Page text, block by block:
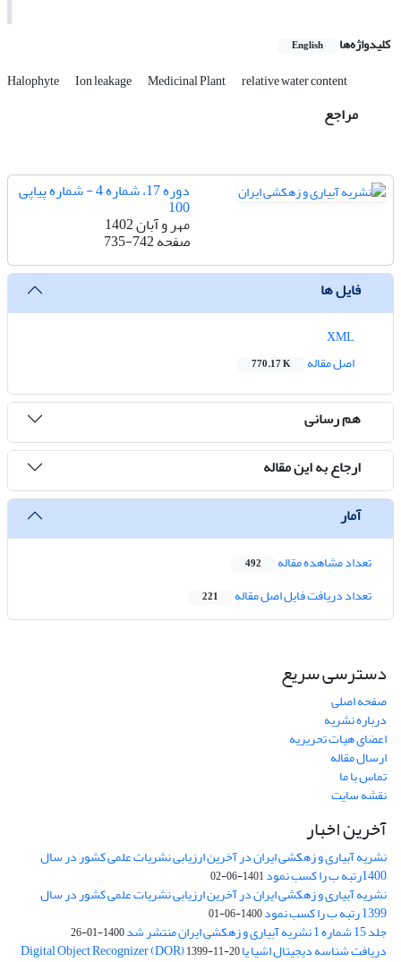
کلیدواژه‌ها English
Halophyte Ion leakage Medicinal Plant relative water content
مراجع
دوره 17، شماره 4 - شماره پیاپی
100
مهر و آبان 1402
صفحه735-742
فایل ها
اصل مقاله
770.17 K
هم رسانی
ارجاع به این مقاله
آمار
تعداد مشاهده مقاله 492
تعداد دریافت فایل اصل مقاله 221
دسترسی سریع
صفحه اصلی
درباره نشریه
اعضای هیات تحریریه
ارسال مقاله
تماس با ما
نقشه سایت
آخرین اخبار
نشریه آبیاری و زهکشی ایران در آخرین ارزیابی نشریات علمی کشور در سال
1400رتبه ب را کسب نمود 1401-06-02
نشریه آبیاری و زهکشی ایران در آخرین ارزیابی نشریات علمی کشور در سال
1399 رتبه ب را کسب نمود 1400-06-01
جلد 15 شماره 1 نشریه آبیاری و زهکشی ایران منتشر شد 1400-01-26
دریافت شناسه دیجیتال اشیا یا Digital Object Recognizer (DOR)1399-11-20